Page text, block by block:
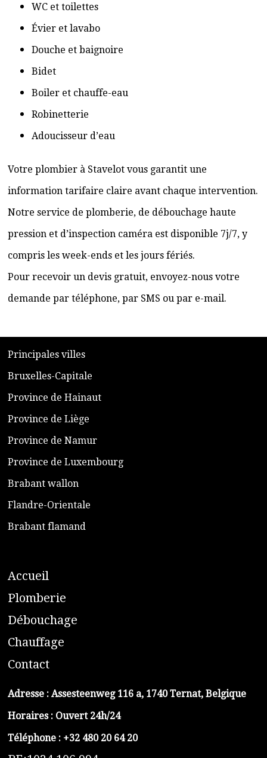
WC et toilettes
Évier et lavabo
Douche et baignoire
Bidet
Boiler et chauffe-eau
Robinetterie
Adoucisseur d’eau
Votre plombier à Stavelot vous garantit une
information tarifaire claire avant chaque intervention.
Notre service de plomberie, de débouchage haute
pression et d’inspection caméra est disponible 7j/7, y
compris les week-ends et les jours fériés.
Pour recevoir un devis gratuit, envoyez-nous votre
demande par téléphone, par SMS ou par e-mail.
​Principales villes
​Bruxelles-Capitale
​Province de Hainaut
Province de Liège
​Province de Namur
​Province de Luxembourg
​Brabant wallon
​Flandre-Orientale
​Brabant flamand
Accueil
​Plomberie
Débouchage
Chauffage
Contact
Adresse : Assesteenweg 116 a, 1740 Ternat, Belgique
Horaires : Ouvert 24h/24
Téléphone : +32 480 20 64 20